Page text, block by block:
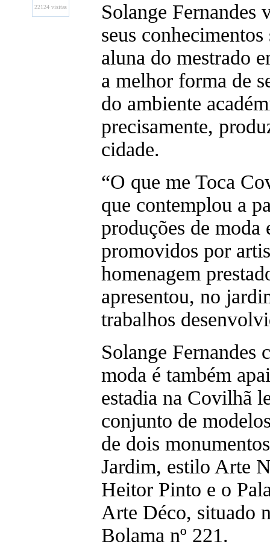
22124 visitas
Solange Fernandes
seus
aluna do mestrado
a melhor forma de
do ambiente
precisamente,
cidade.
“O que me Toca
que contemplou a
produções de moda
promovidos por
homenagem
apresentou, no
trabalhos
Solange Fernandes
moda é também
estadia na Covilhã
conjunto de
de dois
Jardim, estilo Arte
Heitor Pinto e o
Arte Déco, situado
Bolama nº 221.